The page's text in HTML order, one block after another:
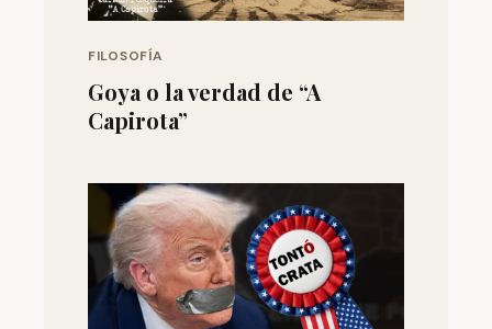
FILOSOFÍA
Goya o la verdad de “A
Capirota”